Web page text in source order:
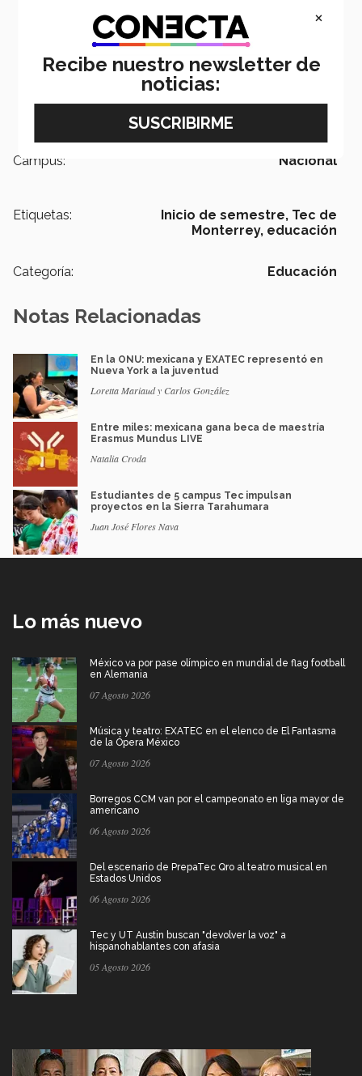
Campus: Nacional
Etiquetas: Inicio de semestre, Tec de
Monterrey, educación
Categoría: Educación
Notas Relacionadas
En la ONU: mexicana y EXATEC representó en
Nueva York a la juventud
Loretta Mariaud y Carlos González
Entre miles: mexicana gana beca de maestría
Erasmus Mundus LIVE
Natalia Croda
Estudiantes de 5 campus Tec impulsan
proyectos en la Sierra Tarahumara
Juan José Flores Nava
Lo más nuevo
México va por pase olímpico en mundial de flag football
en Alemania
07 Agosto 2026
Música y teatro: EXATEC en el elenco de El Fantasma
de la Ópera México
07 Agosto 2026
Borregos CCM van por el campeonato en liga mayor de
americano
06 Agosto 2026
Del escenario de PrepaTec Qro al teatro musical en
Estados Unidos
06 Agosto 2026
Tec y UT Austin buscan "devolver la voz" a
hispanohablantes con afasia
05 Agosto 2026
×
Recibe nuestro newsletter de
noticias: